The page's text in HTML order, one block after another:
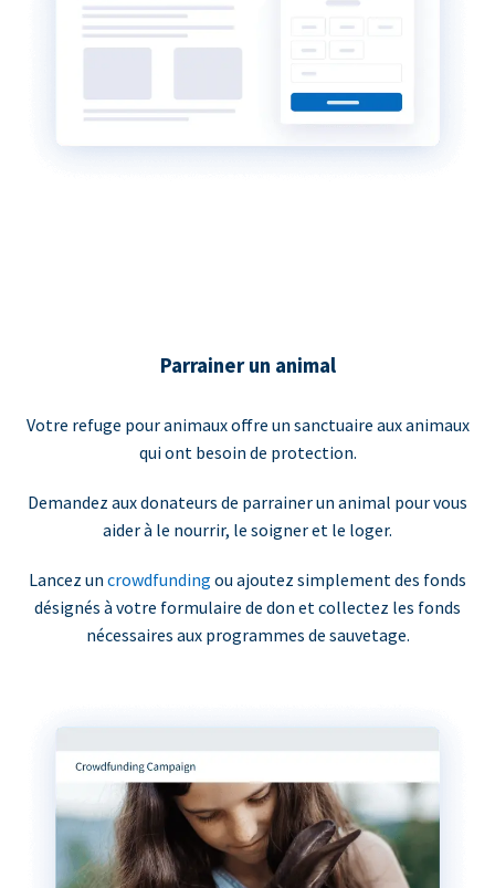
Parrainer un animal
Votre refuge pour animaux offre un sanctuaire aux animaux
qui ont besoin de protection.
Demandez aux donateurs de parrainer un animal pour vous
aider à le nourrir, le soigner et le loger.
Lancez un crowdfunding ou ajoutez simplement des fonds
désignés à votre formulaire de don et collectez les fonds
nécessaires aux programmes de sauvetage.